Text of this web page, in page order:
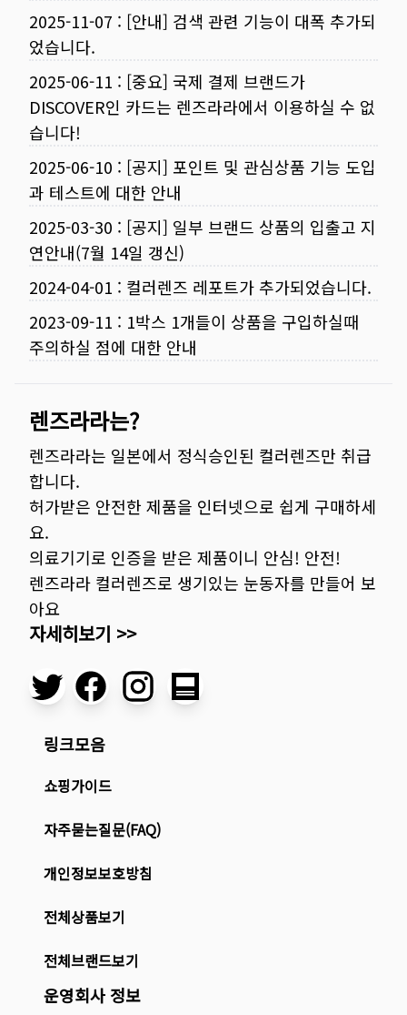
2025-11-07 : [안내] 검색 관련 기능이 대폭 추가되
었습니다.
2025-06-11 : [중요] 국제 결제 브랜드가
DISCOVER인 카드는 렌즈라라에서 이용하실 수 없
습니다!
2025-06-10 : [공지] 포인트 및 관심상품 기능 도입
과 테스트에 대한 안내
2025-03-30 : [공지] 일부 브랜드 상품의 입출고 지
연안내(7월 14일 갱신)
2024-04-01 : 컬러렌즈 레포트가 추가되었습니다.
2023-09-11 : 1박스 1개들이 상품을 구입하실때
주의하실 점에 대한 안내
렌즈라라는?
렌즈라라는 일본에서 정식승인된 컬러렌즈만 취급
합니다.
허가받은 안전한 제품을 인터넷으로 쉽게 구매하세
요.
의료기기로 인증을 받은 제품이니 안심! 안전!
렌즈라라 컬러렌즈로 생기있는 눈동자를 만들어 보
아요
자세히보기 >>
링크모음
쇼핑가이드
자주묻는질문(FAQ)
개인정보보호방침
전체상품보기
전체브랜드보기
운영회사 정보